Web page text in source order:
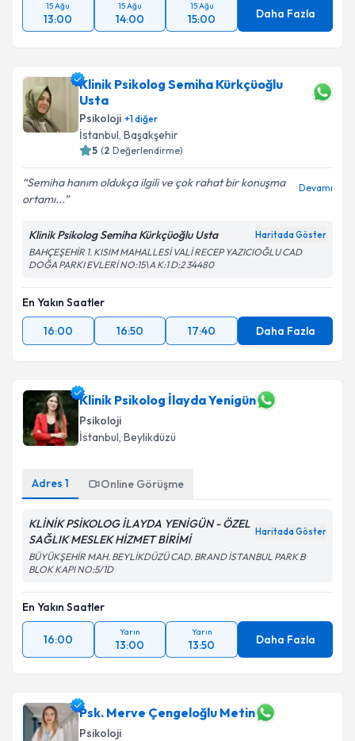
15 Ağu
13:00
15 Ağu
14:00
15 Ağu
15:00 Daha Fazla
Klinik Psikolog Semiha Kürkçüoğlu
Usta
Psikoloji +1diğer
İstanbul, Başakşehir
5 (2 Değerlendirme)
Semiha hanım oldukça ilgili ve çok rahat bir konuşma
ortamı...
Devamı
Klinik Psikolog Semiha Kürkçüoğlu Usta Haritada Göster
BAHÇEŞEHİR 1. KISIM MAHALLESİ VALİ RECEP YAZICIOĞLU CAD
DOĞA PARKI EVLERİ NO:15\A K:1 D:2 34480
En Yakın Saatler
16:00
16:50 17:40 Daha Fazla
Klinik Psikolog İlayda Yenigün
Psikoloji
İstanbul, Beylikdüzü
Adres 1 Online Görüşme
KLİNİK PSİKOLOG İLAYDA YENİGÜN - ÖZEL
SAĞLIK MESLEK HİZMET BİRİMİ
Haritada Göster
BÜYÜKŞEHİR MAH. BEYLİKDÜZÜ CAD. BRAND İSTANBUL PARK B
BLOK KAPI NO:5/1D
En Yakın Saatler
16:00
Yarın
13:00
Yarın
13:50 Daha Fazla
Psk. Merve Çengeloğlu Metin
Psikoloji